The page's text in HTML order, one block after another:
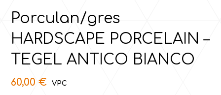
Porculan/gres
HARDSCAPE PORCELAIN –
TEGEL ANTICO BIANCO
60,00€